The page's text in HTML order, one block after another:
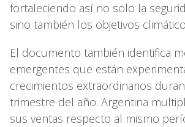
fortaleciendo así no solo la
sino también los objetivos
El documento también identifica
emergentes que están
crecimientos extraordinarios
trimestre del año. Argentina
sus ventas respecto al mismo